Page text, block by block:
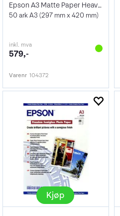
Epson A3 Matte Paper Heavy Weight 167 g
50 ark A3 (297 mm x 420 mm)
inkl. mva
579,-
Varenr 104372
Kjøp